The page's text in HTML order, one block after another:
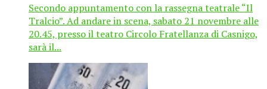
Secondo appuntamento con la rassegna teatrale “Il
Tralcio”. Ad andare in scena, sabato 21 novembre alle
20.45, presso il teatro Circolo Fratellanza di Casnigo,
sarà il...